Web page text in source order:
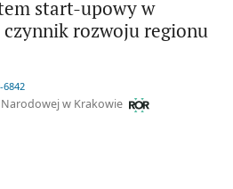
start-upowy w
rozwoju regionu
w Krakowie